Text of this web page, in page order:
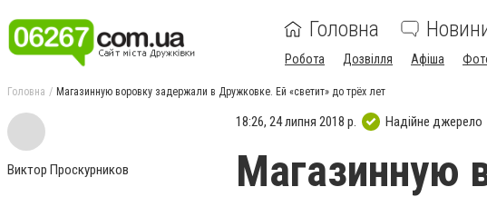
Головна
Робота Дозвілля Афіша
Головна Магазинную воровку задержали в Дружковке. Ей «светит» до трёх лет
Виктор Проскурников
18:26, 24 липня 2018 р. Надійне джерело
Магазинную